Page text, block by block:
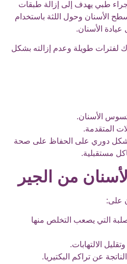
طبي يهدف إلى إزالة طبقات
الأسنان وحول اللثة باستخدام
الأسنان.
لفترات طويلة وعدم إزالته بشكل
بتسوس الأسنان.
المتقدمة.
دوري على الحفاظ على صحة
مستقبلية.
من الجير
على:
التي يصعب التخلص منها
الالتهابات.
عن تراكم البكتيريا.